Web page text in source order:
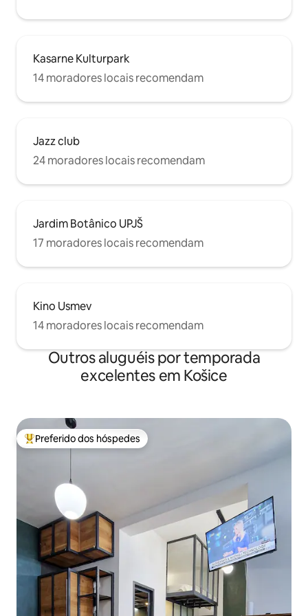
Kasarne Kulturpark
14 moradores locais recomendam
Jazz club
24 moradores locais recomendam
Jardim Botânico UPJŠ
17 moradores locais recomendam
Kino Usmev
14 moradores locais recomendam
Outros aluguéis por temporada
excelentes em Košice
Entre os melhores preferidos dos hóspedes
Preferido dos hóspedes